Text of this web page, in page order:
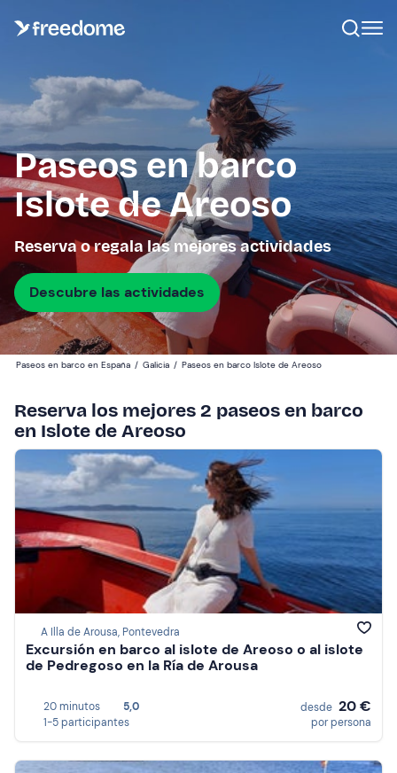
Paseos en barco
Islote de Areoso
Reserva o regala las mejores actividades
Descubre las actividades
Paseos en barco en España / Galicia / Paseos en barco Islote de Areoso
Reserva los mejores 2 paseos en barco
en Islote de Areoso
A Illa de Arousa, Pontevedra
Excursión en barco al islote de Areoso o al islote
de Pedregoso en la Ría de Arousa
20 minutos
5,0
1-5 participantes
desde 20 €
por persona